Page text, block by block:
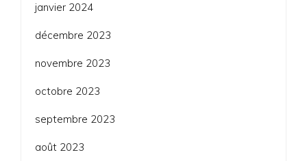
janvier 2024
décembre 2023
novembre 2023
octobre 2023
septembre 2023
août 2023